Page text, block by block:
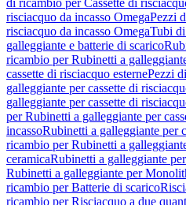
di ricambio per Cassette di
risciacquo da incasso OmegaPezzi
risciacquo da incasso OmegaTubi
galleggiante e batterie di scarico
ricambio per Rubinetti a
cassette di risciacquo esternePezzi
galleggiante per cassette di
galleggiante per cassette di
per Rubinetti a galleggiante per
incassoRubinetti a galleggiante per
ricambio per Rubinetti a
ceramicaRubinetti a galleggiante
Rubinetti a galleggiante per
ricambio per Batterie di scarico
ricambio per Risciacquo a due